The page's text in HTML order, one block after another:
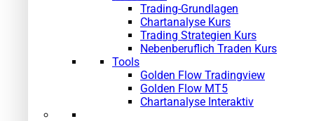
Trading-Grundlagen
Chartanalyse Kurs
Trading Strategien Kurs
Nebenberuflich Traden Kurs
Tools
Golden Flow Tradingview
Golden Flow MT5
Chartanalyse Interaktiv